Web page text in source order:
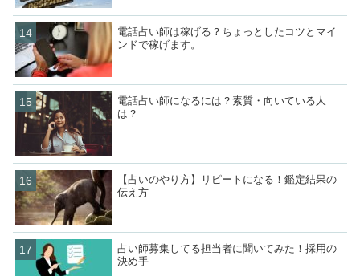
電話占い師は稼げる？ちょっとしたコツとマイ
ンドで稼げます。
電話占い師になるには？素質・向いている人
は？
【占いのやり方】リピートになる！鑑定結果の
伝え方
占い師募集してる担当者に聞いてみた！採用の
決め手